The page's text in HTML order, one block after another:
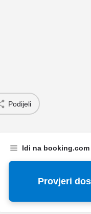
Podijeli
Idi na booking.com
Provjeri